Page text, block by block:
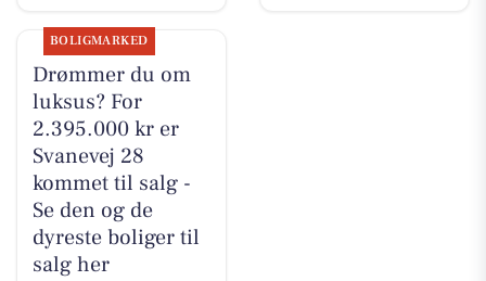
BOLIGMARKED
Drømmer du om
luksus? For
2.395.000 kr er
Svanevej 28
kommet til salg -
Se den og de
dyreste boliger til
salg her